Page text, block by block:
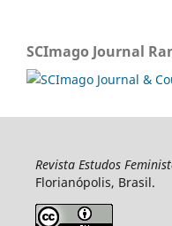
SCImago Journal
Revista Estudos
Florianópolis, Brasil.